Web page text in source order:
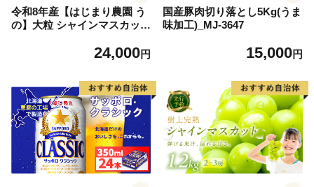
令和8年産【はじまり農園 う
の】大粒 シャインマスカット
河北町産 【河北町観光物産協
24,000円
国産豚肉切り落とし5Kg(うま
味加工)_MJ-3647
15,000円